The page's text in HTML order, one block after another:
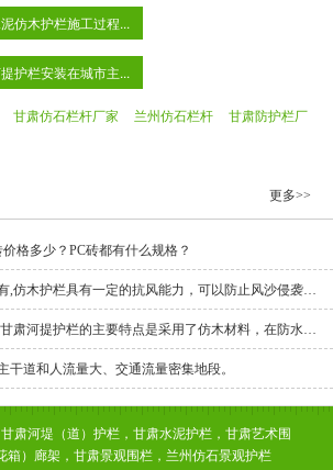
仿木护栏施工过程...
护栏安装在城市主...
甘肃仿石栏杆厂家 兰州仿石栏杆
甘肃防护栏厂
更多>>
格多少？PC砖都有什么规格？
干道和人流量大、交通流量密集地段。
肃河堤（道）护栏，甘肃水泥护栏，甘肃艺术围
箱）廊架，甘肃景观围栏，兰州仿石景观护栏